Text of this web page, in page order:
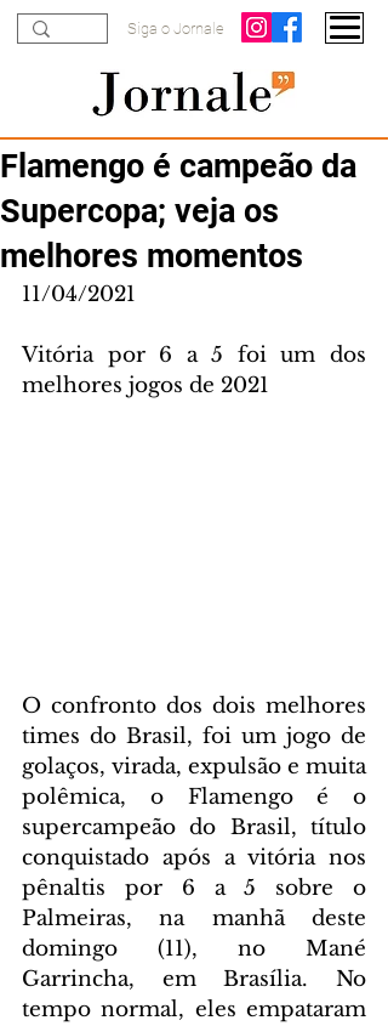
Siga o Jornale
Flamengo é campeão da
Supercopa; veja os
melhores momentos
11/04/2021
Vitória por 6 a 5 foi um dos
melhores jogos de 2021
O confronto dos dois melhores
times do Brasil, foi um jogo de
golaços, virada, expulsão e muita
polêmica, o Flamengo é o
supercampeão do Brasil, título
conquistado após a vitória nos
pênaltis por 6 a 5 sobre o
Palmeiras, na manhã deste
domingo (11), no Mané
Garrincha, em Brasília. No
tempo normal, eles empataram